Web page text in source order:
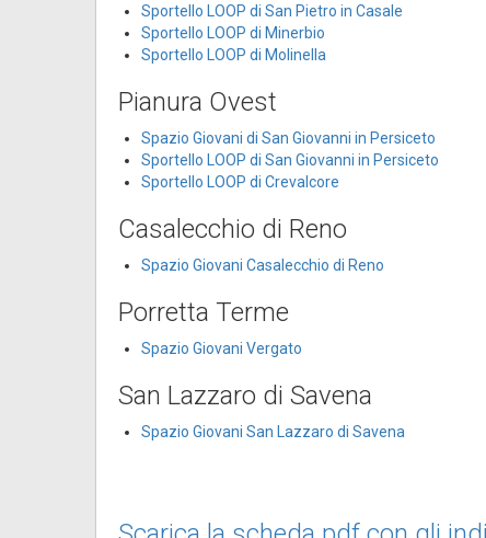
Sportello LOOP di San Pietro in Casale
Sportello LOOP di Minerbio
Sportello LOOP di Molinella
Pianura Ovest
Spazio Giovani di San Giovanni in Persiceto
Sportello LOOP di San Giovanni in Persiceto
Sportello LOOP di Crevalcore
Casalecchio di Reno
Spazio Giovani Casalecchio di Reno
Porretta Terme
Spazio Giovani Vergato
San Lazzaro di Savena
Spazio Giovani San Lazzaro di Savena